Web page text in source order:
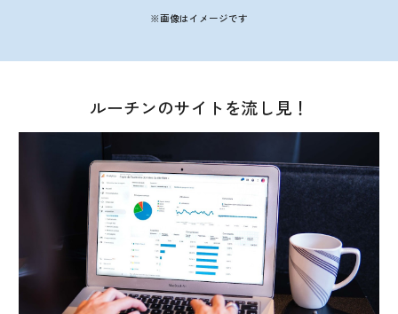
※画像はイメージです
ルーチンのサイトを流し見！